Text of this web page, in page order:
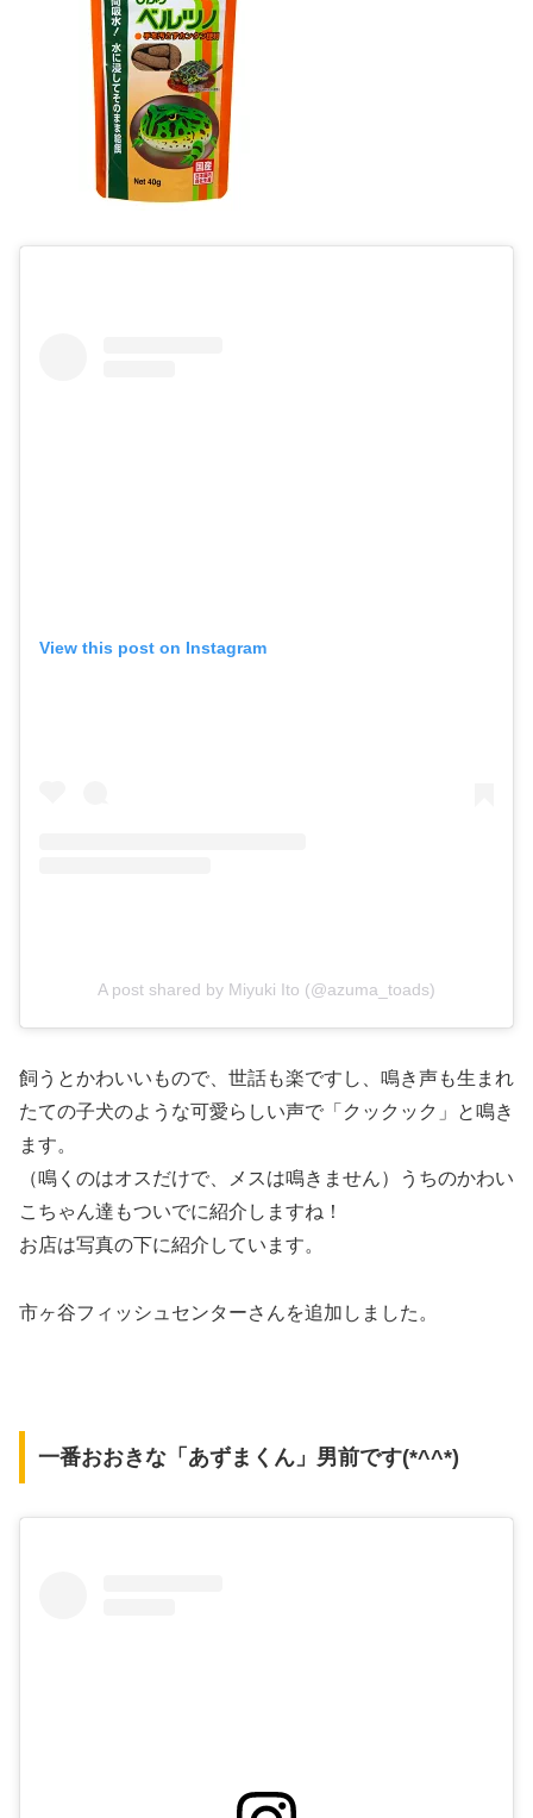
View this post on Instagram
A post shared by Miyuki Ito (@azuma_toads)
飼うとかわいいもので、世話も楽ですし、鳴き声も生まれ
たての子犬のような可愛らしい声で「クックック」と鳴き
ます。
（鳴くのはオスだけで、メスは鳴きません）うちのかわい
こちゃん達もついでに紹介しますね！
お店は写真の下に紹介しています。
市ヶ谷フィッシュセンターさんを追加しました。
一番おおきな「あずまくん」男前です(*^^*)